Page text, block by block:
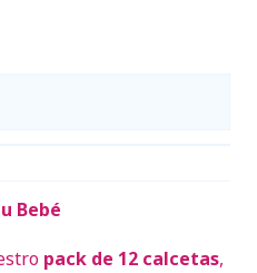
Bebé
pack de 12 calcetas,